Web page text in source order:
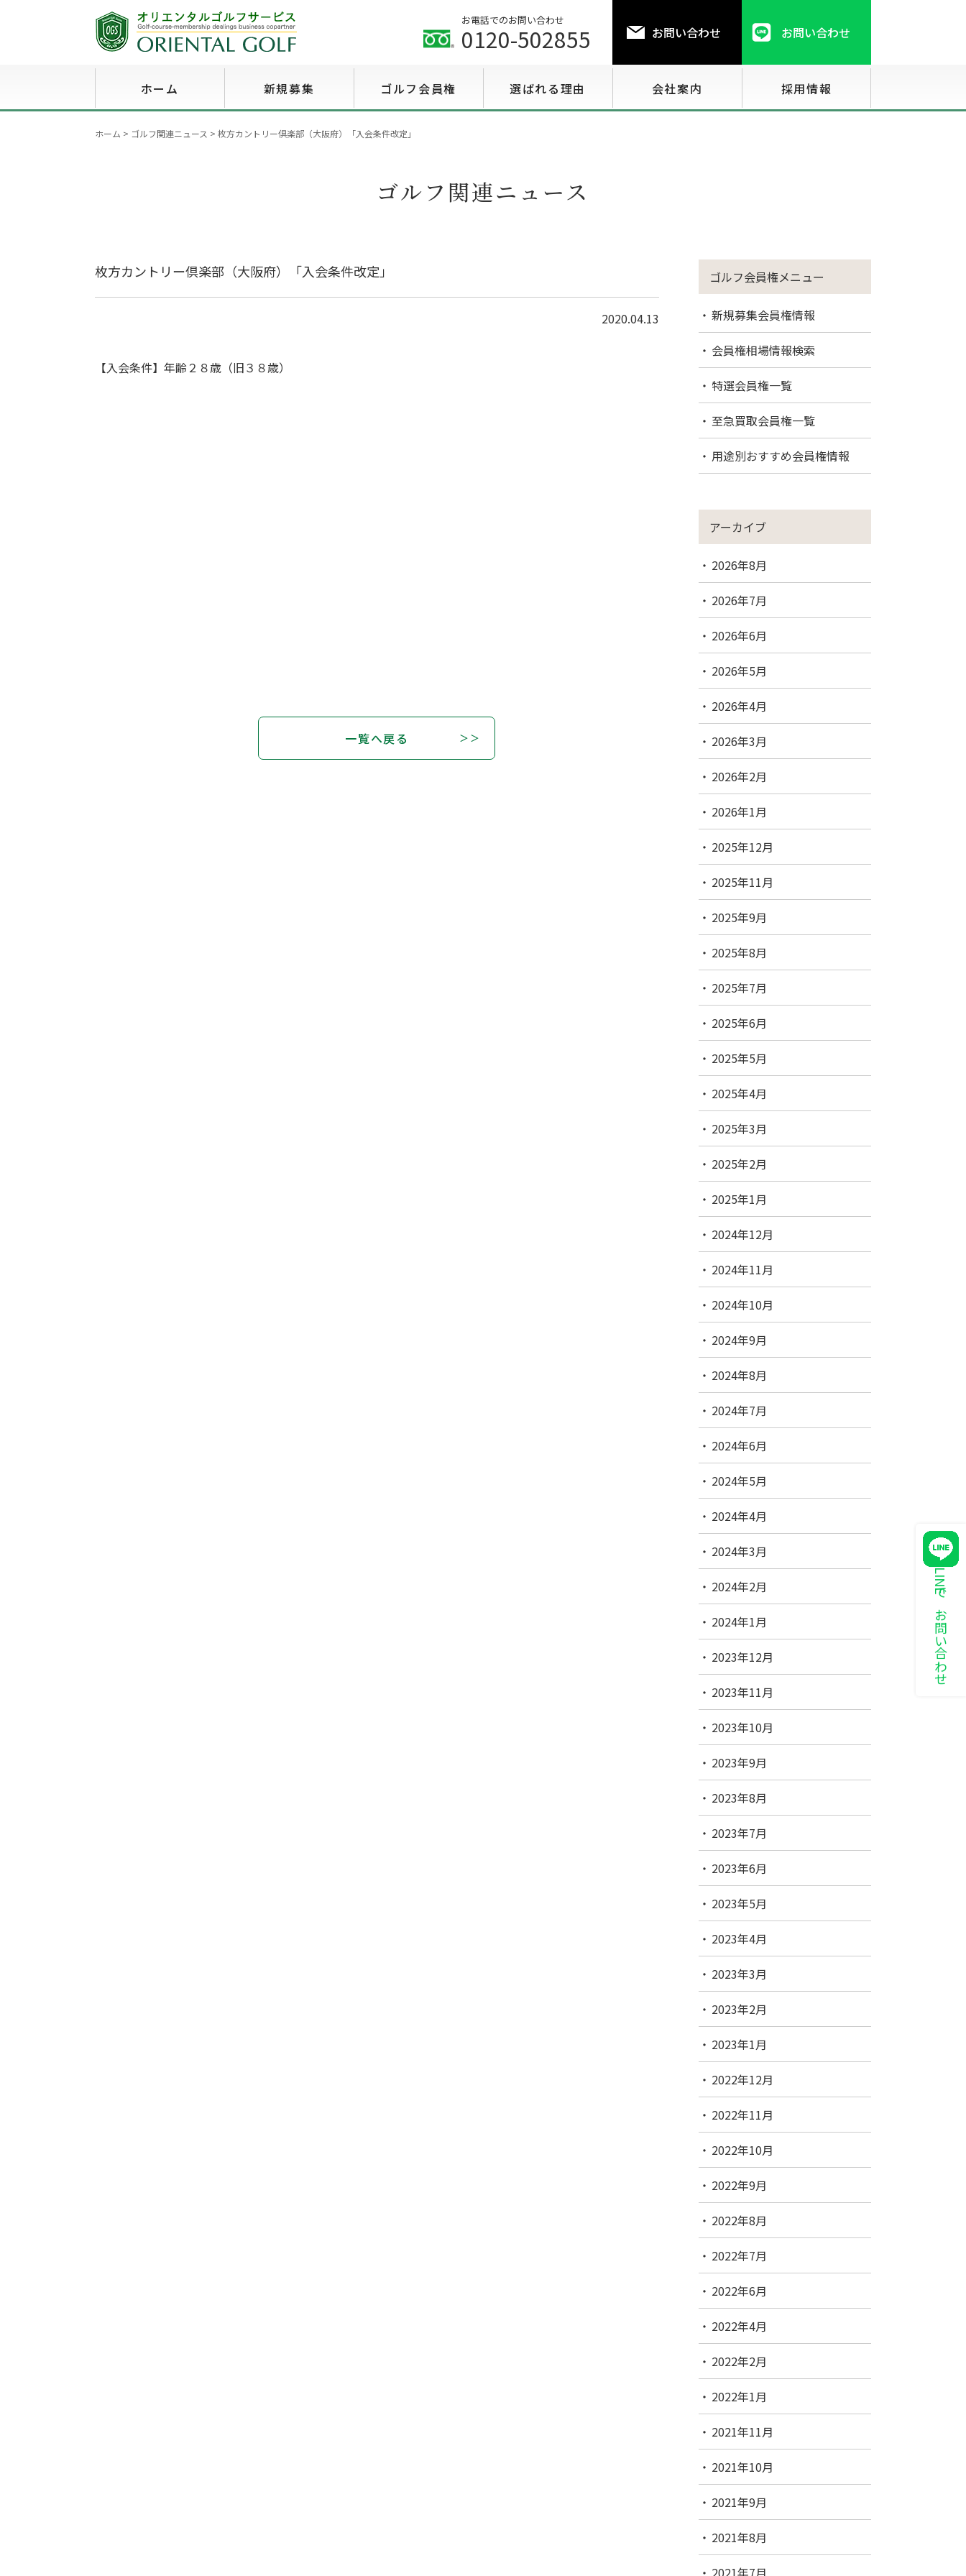
お電話でのお問い合わせ
0120-502855 お問い合わせ お問い合わせ
ホーム 新規募集 ゴルフ会員権
ゴルフ会員権相場情報
至急買い会員権情報
選ばれる理由 会社案内 採用情報
LINEでお問い合わせ
ホーム > ゴルフ関連ニュース > 枚方カントリー倶楽部（大阪府）「入会条件改定」
ゴルフ関連ニュース
枚方カントリー倶楽部（大阪府）「入会条件改定」
2020.04.13
【入会条件】年齢２８歳（旧３８歳）
一覧へ戻る
ゴルフ会員権メニュー
新規募集会員権情報
会員権相場情報検索
特選会員権一覧
至急買取会員権一覧
用途別おすすめ会員権情報
アーカイブ
2026年8月
2026年7月
2026年6月
2026年5月
2026年4月
2026年3月
2026年2月
2026年1月
2025年12月
2025年11月
2025年9月
2025年8月
2025年7月
2025年6月
2025年5月
2025年4月
2025年3月
2025年2月
2025年1月
2024年12月
2024年11月
2024年10月
2024年9月
2024年8月
2024年7月
2024年6月
2024年5月
2024年4月
2024年3月
2024年2月
2024年1月
2023年12月
2023年11月
2023年10月
2023年9月
2023年8月
2023年7月
2023年6月
2023年5月
2023年4月
2023年3月
2023年2月
2023年1月
2022年12月
2022年11月
2022年10月
2022年9月
2022年8月
2022年7月
2022年6月
2022年4月
2022年2月
2022年1月
2021年11月
2021年10月
2021年9月
2021年8月
2021年7月